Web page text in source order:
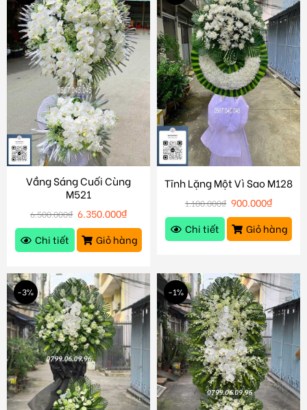
Vầng Sáng Cuối Cùng
M521
6.500.000₫ 6.350.000₫
Chi tiết
Giỏ hàng
Tĩnh Lặng Một Vì Sao M128
1.100.000₫ 900.000₫
Chi tiết
Giỏ hàng
-3% -1%